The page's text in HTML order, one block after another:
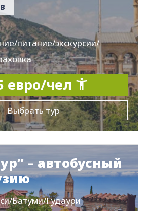
питание/экскурсии/
евро/чел
Выбрать тур
– автобусный
Батуми/Гудаури